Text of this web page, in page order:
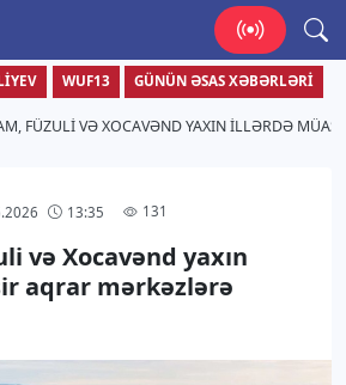
bizimlə yaşa!
WUF13 GÜNÜN ƏSAS XƏBƏRLƏRI
FÜZULI VƏ XOCAVƏND YAXIN ILLƏRDƏ
13:35 131
və Xocavənd yaxın
aqrar mərkəzlərə